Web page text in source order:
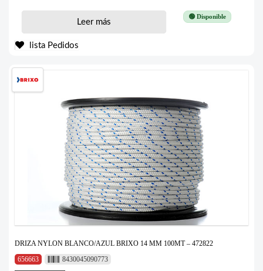
🟢 Disponible
Leer más
lista Pedidos
DRIZA NYLON BLANCO/AZUL BRIXO 14 MM 100MT – 472822
656663
8430045090773